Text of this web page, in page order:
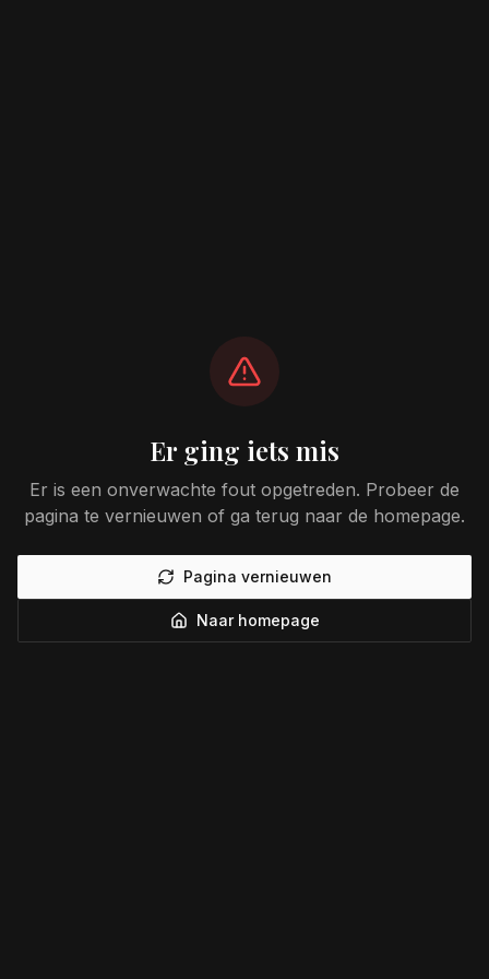
Er ging iets mis
Er is een onverwachte fout opgetreden. Probeer de
pagina te vernieuwen of ga terug naar de homepage.
Pagina vernieuwen
Naar homepage